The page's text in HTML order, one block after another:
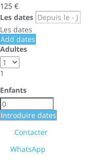
125 €
Les dates
Les dates
Add dates
Adultes
1
Enfants
Introduire dates
Contacter
WhatsApp